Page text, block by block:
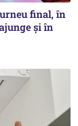
final, în
și în